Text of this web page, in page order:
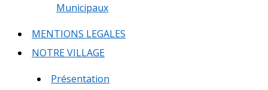
Municipaux
MENTIONS LEGALES
NOTRE VILLAGE
Présentation